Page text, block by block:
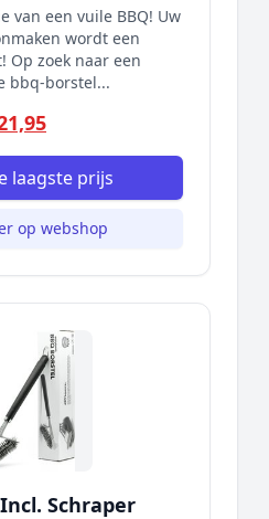
van een vuile BBQ! Uw
wordt een
Op zoek naar een
bbq-borstel...
laagste prijs
op webshop
Schraper